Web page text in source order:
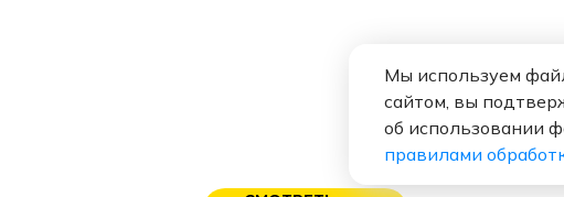
Мы используем
сайтом, вы
об использовании
правилами